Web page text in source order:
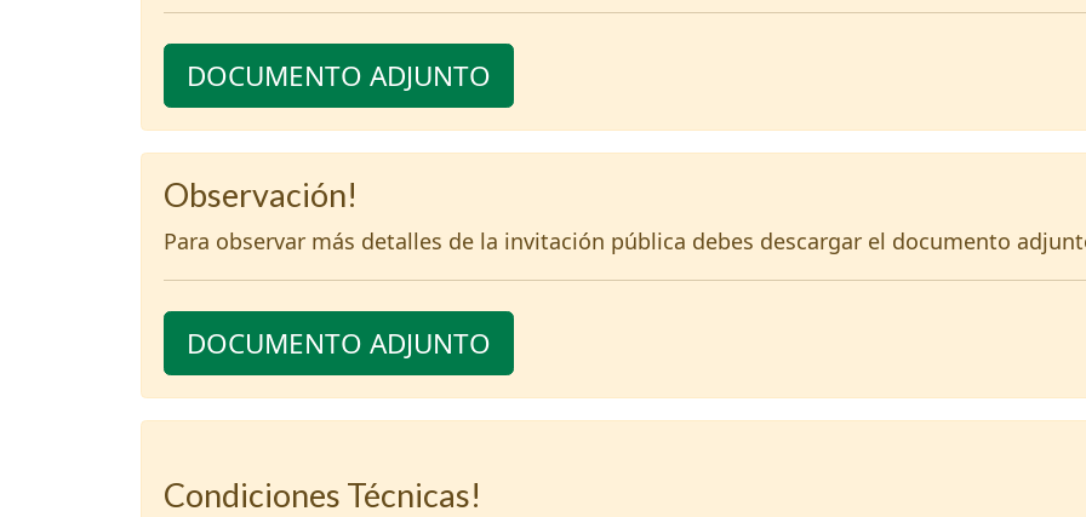
DOCUMENTO ADJUNTO
Observación!
Para observar más detalles de la invitación pública debes descargar el documento
DOCUMENTO ADJUNTO
Condiciones Técnicas!